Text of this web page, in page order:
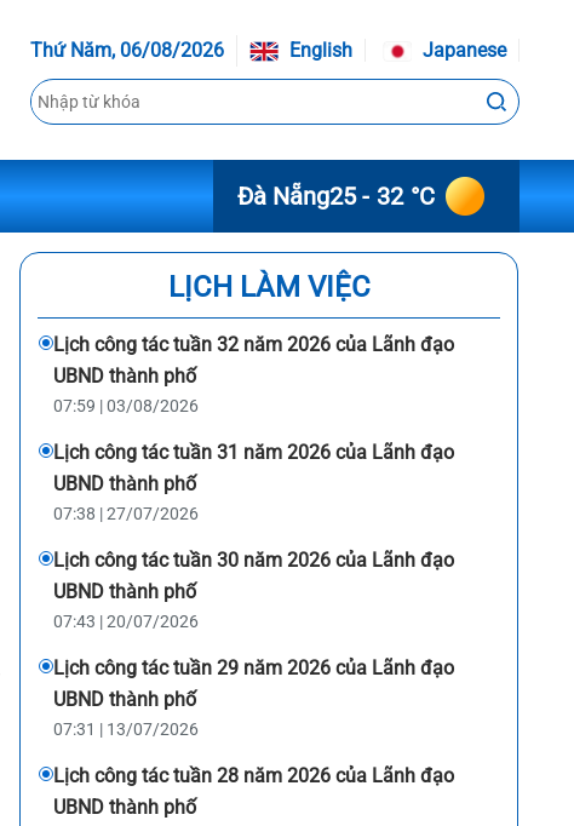
Thứ Năm, 06/08/2026 English Japanese
Đà Nẵng25 - 32 °C
LỊCH LÀM VIỆC
Lịch công tác tuần 32 năm 2026 của Lãnh đạo
UBND thành phố
07:59 | 03/08/2026
Lịch công tác tuần 31 năm 2026 của Lãnh đạo
UBND thành phố
07:38 | 27/07/2026
Lịch công tác tuần 30 năm 2026 của Lãnh đạo
UBND thành phố
07:43 | 20/07/2026
Lịch công tác tuần 29 năm 2026 của Lãnh đạo
UBND thành phố
07:31 | 13/07/2026
Lịch công tác tuần 28 năm 2026 của Lãnh đạo
UBND thành phố